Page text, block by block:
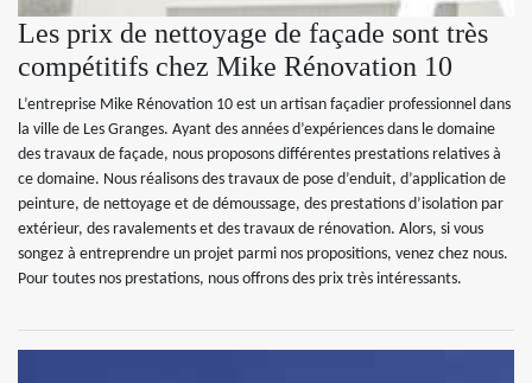
Les prix de nettoyage de façade sont très
compétitifs chez Mike Rénovation 10
L’entreprise Mike Rénovation 10 est un artisan façadier professionnel dans
la ville de Les Granges. Ayant des années d’expériences dans le domaine
des travaux de façade, nous proposons différentes prestations relatives à
ce domaine. Nous réalisons des travaux de pose d’enduit, d’application de
peinture, de nettoyage et de démoussage, des prestations d’isolation par
extérieur, des ravalements et des travaux de rénovation. Alors, si vous
songez à entreprendre un projet parmi nos propositions, venez chez nous.
Pour toutes nos prestations, nous offrons des prix très intéressants.